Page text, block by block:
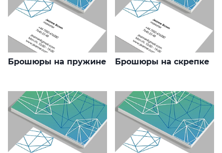
Брошюры на пружине Брошюры на скрепке